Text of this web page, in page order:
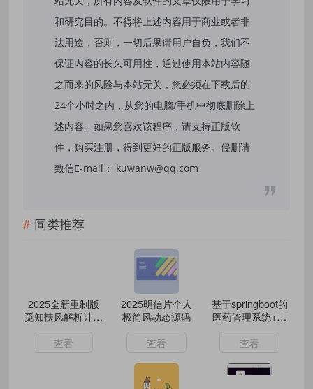
和研究目的。不得将上述内容用于商业或者非
法用途，否则，一切后果请用户自负，我们不
保证内容的长久可用性，通过使用本站内容随
之而来的风险与本站无关，您必须在下载后的
24个小时之内，从您的电脑/手机中彻底删除上
述内容。如果您喜欢该程序，请支持正版软
件，购买注册，得到更好的正版服务。侵删请
致信E-mail： kuwanw@qq.com
同类推荐
2025全新重制版
觅知扶风解析计费
全新UI&修复优化
查看
2025明信片个人
极简风动态源码
查看
基于springboot的
医药管理系统+论
查看